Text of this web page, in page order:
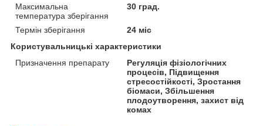
Максимальна
температура зберігання
30 град.
Термін зберігання
24 міс
Користувальницькі характеристики
Призначення препарату
Регуляція фізіологічних
процесів, Підвищення
стресостійкості, Зростання
біомаси, Збільшення
плодоутворення, захист від
комах